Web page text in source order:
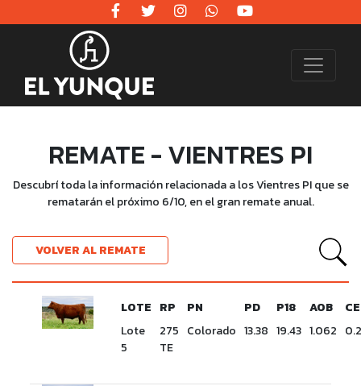
VOLVER AL REMATE
REMATE - VIENTRES PI
Descubrí toda la información relacionada a los Vientres PI que se
rematarán el próximo 6/10, en el gran remate anual.
LOTE RP PN PD P18 AOB
CE
Lote
5
275
TE
Colorado 13.38 19.43 1.062